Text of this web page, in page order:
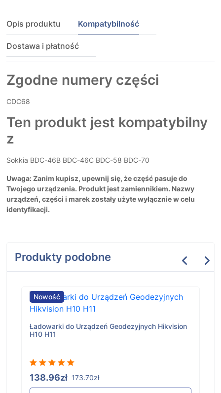
Opis produktu Kompatybilność
Dostawa i płatność
Zgodne numery części
CDC68
Ten produkt jest kompatybilny
z
Sokkia BDC-46B BDC-46C BDC-58 BDC-70
Uwaga: Zanim kupisz, upewnij się, że część pasuje do
Twojego urządzenia. Produkt jest zamiennikiem. Nazwy
urządzeń, części i marek zostały użyte wyłącznie w celu
identyfikacji.
Produkty podobne
Nowość
Ładowarki do Urządzeń Geodezyjnych Hikvision
H10 H11
138.96zł 173.70zł